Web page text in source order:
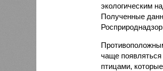
экологическим
Полученные
чаще
птицами,